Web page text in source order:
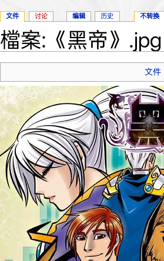
檔案:《黑帝》.jpg
文件
文件 讨论 编辑 历史 不转换